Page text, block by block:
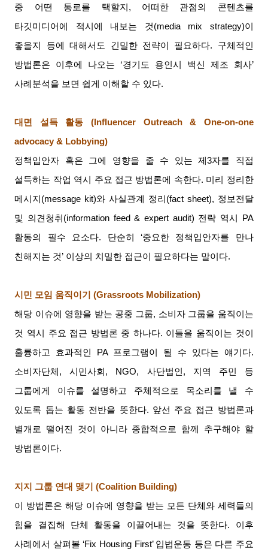
중 어떤 통로를 택할지 , 어떠한 관점의 콘텐츠를
타깃미디어에 적시에 내보는 것(media mix strategy)이
좋을지 등에 대해서도 긴밀한 전략이 필요하다. 구체적인
방법론은 이후에 나오는 ‘경기도 용인시 백신 제조 회사’
사례분석을 보면 쉽게 이해할 수 있다.
대면 설득 활동 (Influencer Outreach & One-on-one
advocacy & Lobbying)
정책입안자 혹은 그에 영향을 줄 수 있는 제3자를 직접
설득하는 작업 역시 주요 접근 방법론에 속한다. 미리 정리한
메시지 (message kit)와 사실관계 정리 (fact sheet), 정보전달
및 의견청취 (information feed & expert audit) 전략 역시
PA
활동의 필수 요소다. 단순히 ‘중요한 정책입안자를 만나
친해지는 것’ 이상의 치밀한 접근이 필요하다는 말이다.
시민 모임 움직이기
(Grassroots Mobilization)
해당 이슈에 영향을 받는 공중 그룹, 소비자 그룹을 움직이는
것 역시 주요 접근 방법론 중 하나다. 이들을 움직이는 것이
훌륭하고 효과적인
PA 프로그램이 될 수 있다는 얘기다.
소비자단체 ,시민사회 , NGO, 사단법인 , 지역 주민 등
그룹에게 이슈를 설명하고 주체적으로 목소리를 낼 수
있도록 돕는 활동 전반을 뜻한다. 앞선 주요 접근 방법론과
별개로 떨어진 것이 아니라 종합적으로 함께 추구해야 할
방법론이다.
지지 그룹 연대 맺기
(Coalition Building)
이 방법론은 해당 이슈에 영향을 받는 모든 단체와 세력들의
힘을 결집해 단체 활동을 이끌어내는 것을 뜻한다. 이후
사례에서 살펴볼 ‘Fix Housing First’ 입법운동 등은 다른 주요